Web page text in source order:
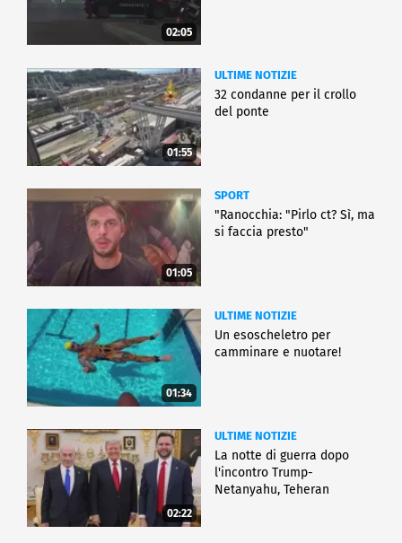
02:05
01:55
ULTIME NOTIZIE
32 condanne per il crollo
del ponte
01:05
SPORT
"Ranocchia: "Pirlo ct? Sì, ma
si faccia presto"
01:34
ULTIME NOTIZIE
Un esoscheletro per
camminare e nuotare!
02:22
ULTIME NOTIZIE
La notte di guerra dopo
l'incontro Trump-
Netanyahu, Teheran